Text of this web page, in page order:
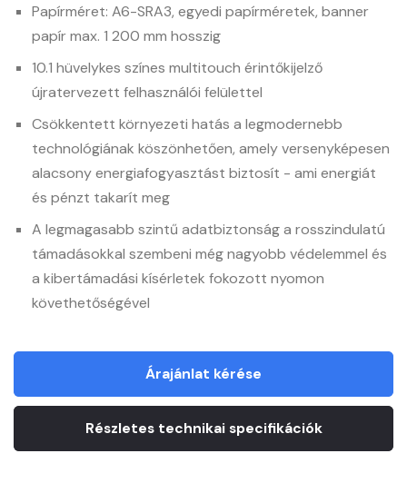
Papírméret: A6-SRA3, egyedi papírméretek, banner
papír max. 1 200 mm hosszig
10.1 hüvelykes színes multitouch érintőkijelző
újratervezett felhasználói felülettel
Csökkentett környezeti hatás a legmodernebb
technológiának köszönhetően, amely versenyképesen
alacsony energiafogyasztást biztosít - ami energiát
és pénzt takarít meg
A legmagasabb szintű adatbiztonság a rosszindulatú
támadásokkal szembeni még nagyobb védelemmel és
a kibertámadási kísérletek fokozott nyomon
követhetőségével
Árajánlat kérése
Részletes technikai specifikációk